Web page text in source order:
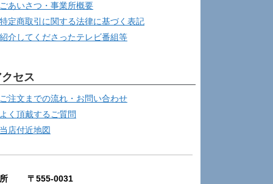
ごあいさつ・事業所概要
特定商取引に関する法律に基づく表記
紹介してくださったテレビ番組等
セス
ご注文までの流れ・お問い合わせ
よく頂戴するご質問
当店付近地図
所 〒555-0031